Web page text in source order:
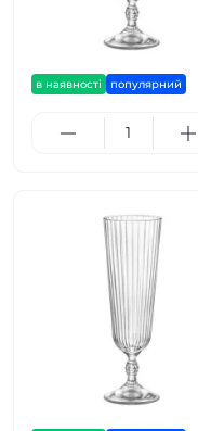
в наявності популярний